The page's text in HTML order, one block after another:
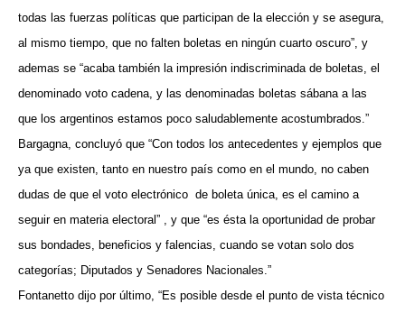
todas las fuerzas políticas que participan de la elección y se asegura,
al mismo tiempo, que no falten boletas en ningún cuarto oscuro”, y
ademas se “acaba también la impresión indiscriminada de boletas, el
denominado voto cadena, y las denominadas boletas sábana a las
que los argentinos estamos poco saludablemente acostumbrados.”
Bargagna, concluyó que “Con todos los antecedentes y ejemplos que
ya que existen, tanto en nuestro país como en el mundo, no caben
dudas de que el voto electrónico de boleta única, es el camino a
seguir en materia electoral” , y que “es ésta la oportunidad de probar
sus bondades, beneficios y falencias, cuando se votan solo dos
categorías; Diputados y Senadores Nacionales.”
Fontanetto dijo por último, “Es posible desde el punto de vista técnico